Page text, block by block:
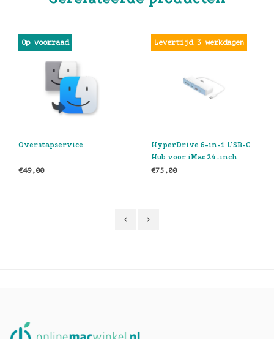
Levertijd 3 werkdagen
HyperDrive 6-in-1 USB-C
€75,00
Op voorraad
Thunderbolt 4 Dock
€269,00